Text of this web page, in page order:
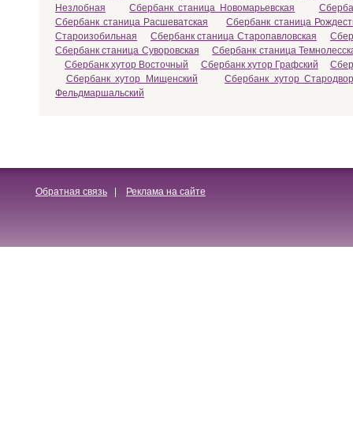
Незлобная
Сбербанк станица Новомарьевская
Сбербанк станица Расшеватская
Сбербанк станица
Староизобильная
Сбербанк станица Старопавловская
Сбербанк станица Суворовская
Сбербанк станица
Сбербанк хутор Восточный
Сбербанк хутор Графский
Сбербанк хутор Мищенский
Сбербанк хутор
Фельдмаршальский
Обратная связь Реклама на сайте